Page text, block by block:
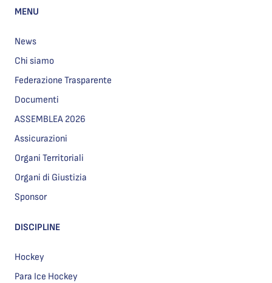
MENU
News
Chi siamo
Federazione Trasparente
Documenti
ASSEMBLEA 2026
Assicurazioni
Organi Territoriali
Organi di Giustizia
Sponsor
DISCIPLINE
Hockey
Para Ice Hockey